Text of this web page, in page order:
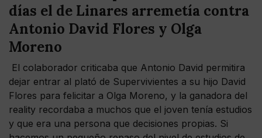
días el de Linares arremetía contra
Antonio David Flores y Olga
Moreno
El colaborador criticaba que Antonio David permitira
dejar entrar al plató de Supervivientes a su hijo David
Flores para felicitar a Olga Moreno, y la ganadora del
reality recordaba a muchos que el joven tenía estudios
y que era una persona que decisiones propias. Si